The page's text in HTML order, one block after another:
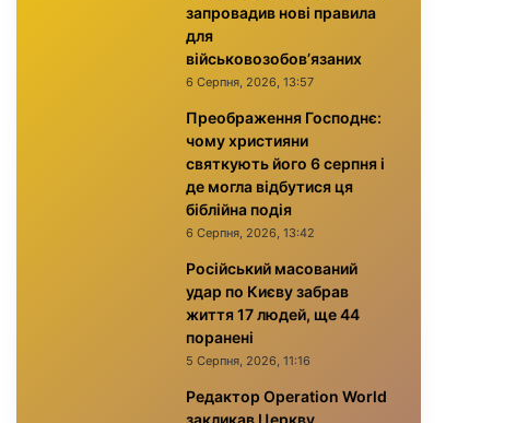
запровадив нові правила
для
військовозобов’язаних
6 Серпня, 2026, 13:57
Преображення Господнє:
чому християни
святкують його 6 серпня і
де могла відбутися ця
біблійна подія
6 Серпня, 2026, 13:42
Російський масований
удар по Києву забрав
життя 17 людей, ще 44
поранені
5 Серпня, 2026, 11:16
Редактор Operation World
закликав Церкву